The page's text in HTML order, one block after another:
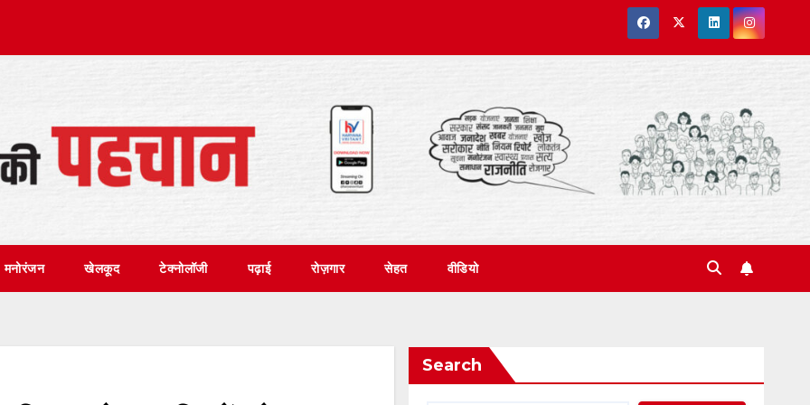
मनोरंजन खेलकूद टेक्नोलॉजी पढ़ाई रोज़गार सेहत वीडियो
Search